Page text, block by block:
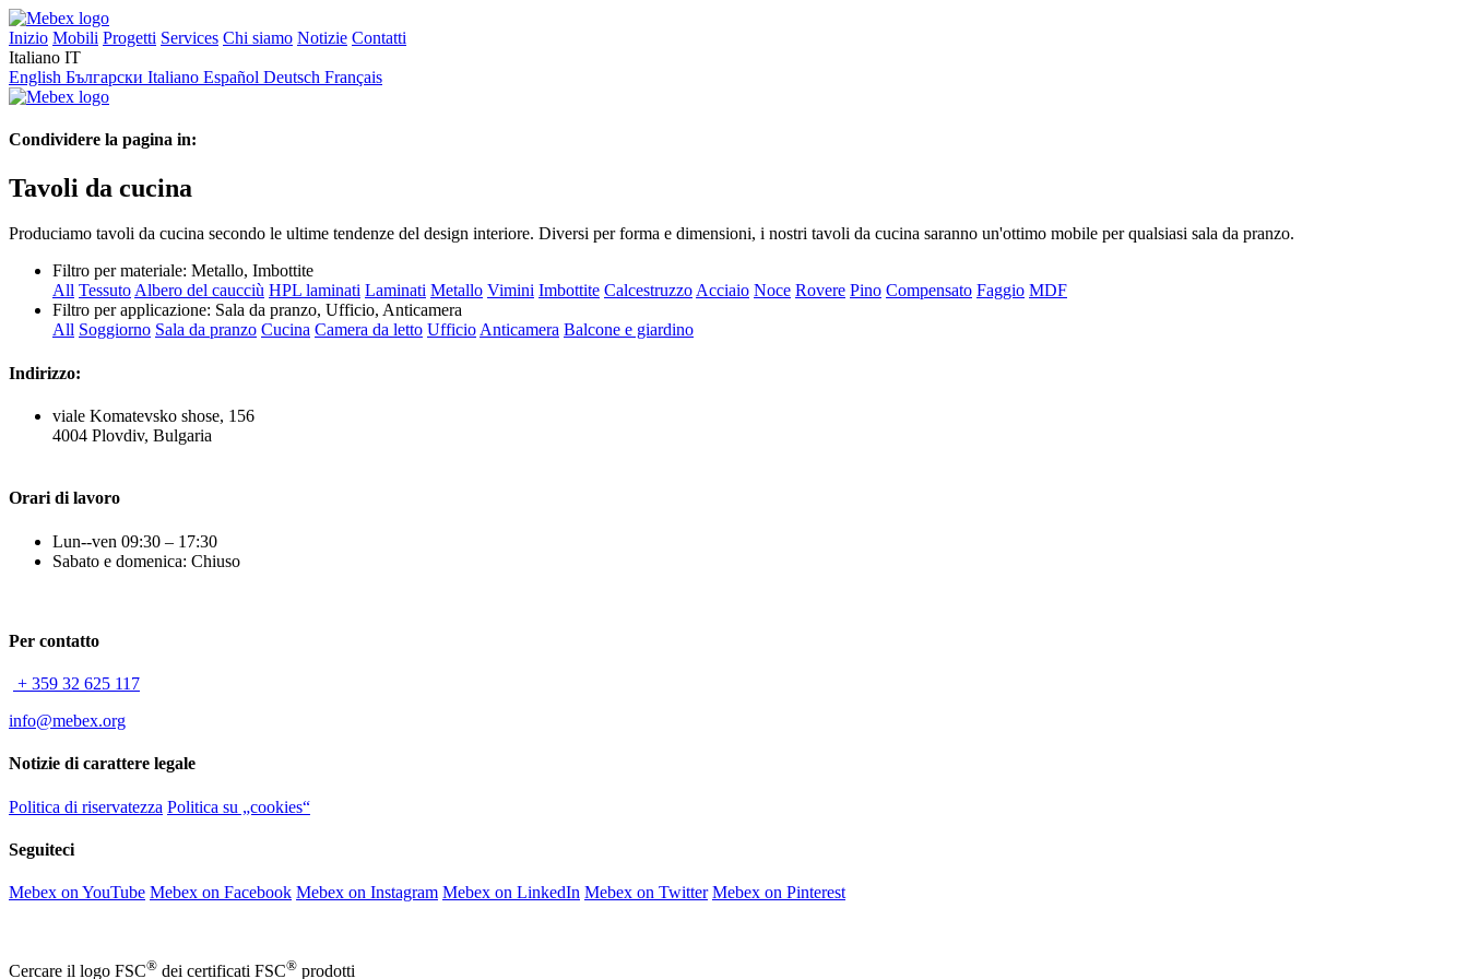
Inizio Mobili Progetti Services Chi siamo Notizie Contatti
Italiano IT
English Български Italiano Español Deutsch Français
Condividere la pagina in:
Tavoli da cucina
Produciamo tavoli da cucina secondo le ultime tendenze del design interiore. Diversi per forma e dimensioni, i nostri tavoli da cucina saranno un'ottimo mobile per qualsiasi sala da pranzo.
Filtro per materiale: Metallo, Imbottite
All TessutoAlbero del caucciù HPL laminati Laminati Metallo Vimini Imbottite CalcestruzzoAcciaio Noce Rovere Pino Compensato Faggio MDF
Filtro per applicazione: Sala da pranzo, Ufficio, Anticamera
All Soggiorno Sala da pranzo Cucina Camera da letto UfficioAnticamera Balcone e giardino
Indirizzo:
viale Komatevsko shose, 156
4004 Plovdiv, Bulgaria
Orari di lavoro
Lun--ven 09:30 – 17:30
Sabato e domenica: Chiuso
Per contatto
+ 359 32 625 117
info@mebex.org
Notizie di carattere legale
Politica di riservatezza Politica su „cookies“
Seguiteci
Mebex on YouTube Mebex on Facebook Mebex on Instagram Mebex on LinkedIn Mebex on Twitter Mebex on Pinterest
Cercare il logo FSC® dei certificati FSC® prodotti